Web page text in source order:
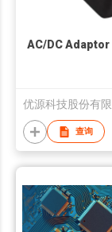
AC/DC Adaptor
查询